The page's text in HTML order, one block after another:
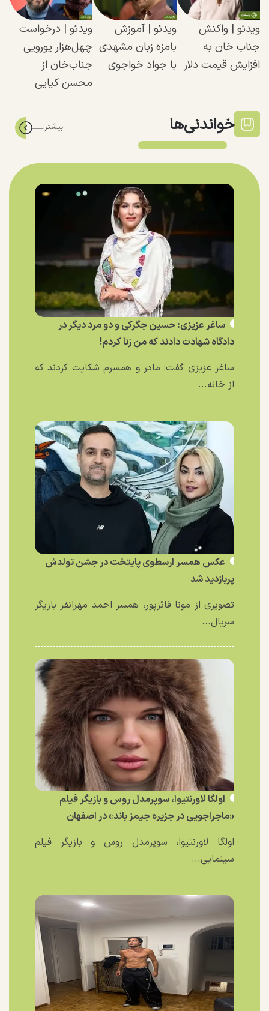
ویدئو |‌ واکنش
جناب‌ خان به
افزایش قیمت دلار
ویدئو | آموزش
بامزه زبان مشهدی
با جواد خواجوی
ویدئو | درخواست
چهل‌هزار یورویی
جناب‌خان از
محسن کیایی
خواندنی‌ها
ساغر عزیزی: حسین جگرکی و دو مرد دیگر در
دادگاه شهادت دادند که من زنا کردم!
ساغر عزیزی گفت: مادر و همسرم شکایت کردند که
از خانه...
عکس همسر ارسطوی پایتخت در جشن تولدش
پربازدید شد
تصویری از مونا فائزپور، همسر احمد مهرانفر بازیگر
سریال...
اولگا لاورنتیوا، سوپرمدل روس و بازیگر فیلم
«ماجراجویی در جزیره جیمز باند» در اصفهان
اولگا لاورنتیوا، سوپرمدل روس و بازیگر فیلم
سینمایی...